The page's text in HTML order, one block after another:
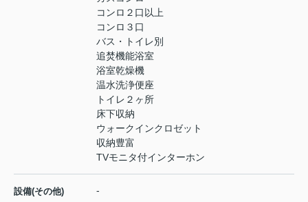
コンロ２口以上
コンロ３口
バス・トイレ別
追焚機能浴室
浴室乾燥機
温水洗浄便座
トイレ２ヶ所
床下収納
ウォークインクロゼット
収納豊富
TVモニタ付インターホン
設備(その他) -